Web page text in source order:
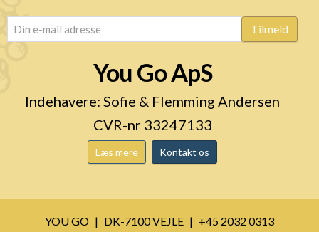
email (Påkrævet) Tilmeld
You Go ApS
Indehavere: Sofie & Flemming Andersen
CVR-nr 33247133
Læs mere Kontakt os
YOU GO DK-7100 VEJLE
+45 2032 0313